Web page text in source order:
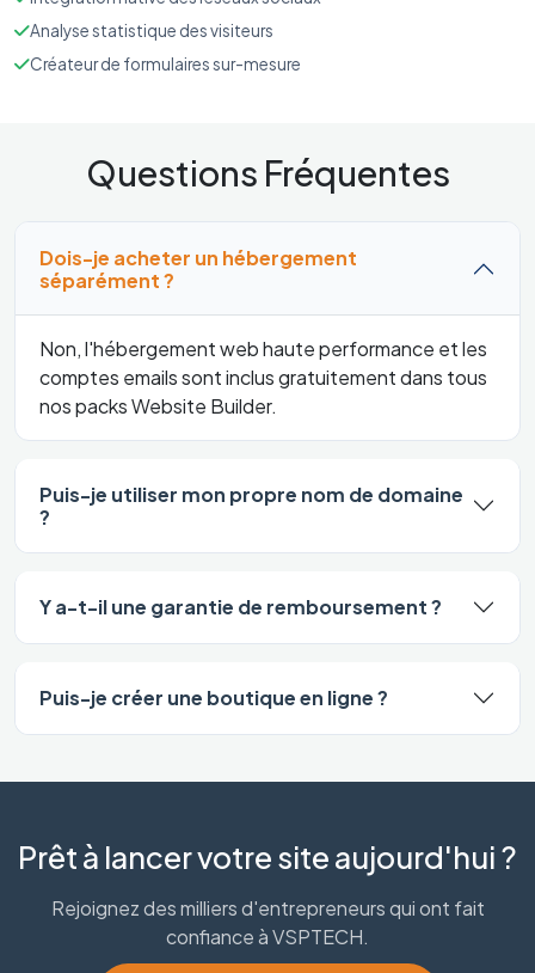
Analyse statistique des visiteurs
Créateur de formulaires sur-mesure
Questions Fréquentes
Dois-je acheter un hébergement
séparément ?
Non, l'hébergement web haute performance et les
comptes emails sont inclus gratuitement dans tous
nos packs Website Builder.
Puis-je utiliser mon propre nom de domaine
?
Y a-t-il une garantie de remboursement ?
Puis-je créer une boutique en ligne ?
Prêt à lancer votre site aujourd'hui ?
Rejoignez des milliers d'entrepreneurs qui ont fait
confiance à VSPTECH.